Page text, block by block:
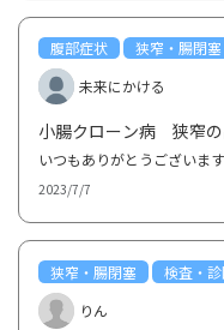
腹部症状 狭窄・腸閉塞
未来にかける
小腸クローン病 狭窄の
2023/7/7
狭窄・腸閉塞
検査・
りん